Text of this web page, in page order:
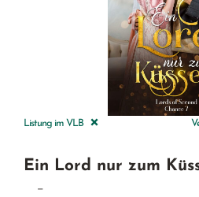
Listung im VLB
Ein Lord nur zum
–